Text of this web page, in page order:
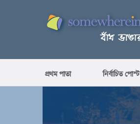
প্রথম পাতা নির্বাচিত পোস্ট